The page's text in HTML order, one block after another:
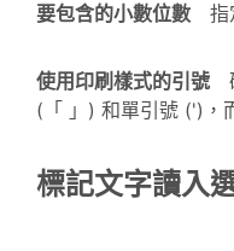
要包含的小數位數 指
使用印刷樣式的引號
(「 」) 和單引號 (')，
標記文字讀入